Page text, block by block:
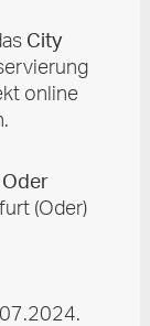
City
online
Oder
(Oder)